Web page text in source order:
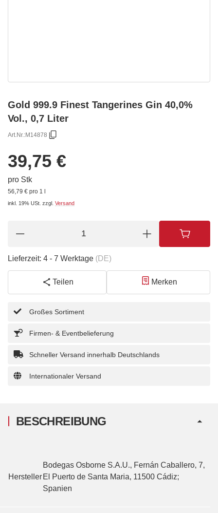
Gold 999.9 Finest Tangerines Gin 40,0%
Vol., 0,7 Liter
Art.Nr.:M14878
39,75 €
pro Stk
56,79 € pro 1 l
inkl. 19% USt. zzgl. Versand
Lieferzeit: 4 - 7 Werktage (DE)
Teilen Merken
Großes Sortiment
Firmen- & Eventbelieferung
Schneller Versand innerhalb Deutschlands
Internationaler Versand
BESCHREIBUNG
Hersteller
Bodegas Osborne S.A.U., Fernán Caballero, 7,
El Puerto de Santa Maria, 11500 Cádiz;
Spanien